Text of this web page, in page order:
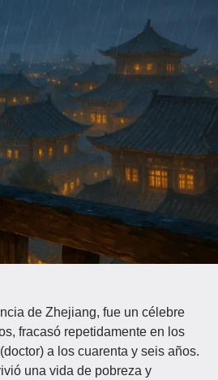
de Zhejiang, fue un célebre
fracasó repetidamente en los
(doctor) a los cuarenta y seis años.
una vida de pobreza y